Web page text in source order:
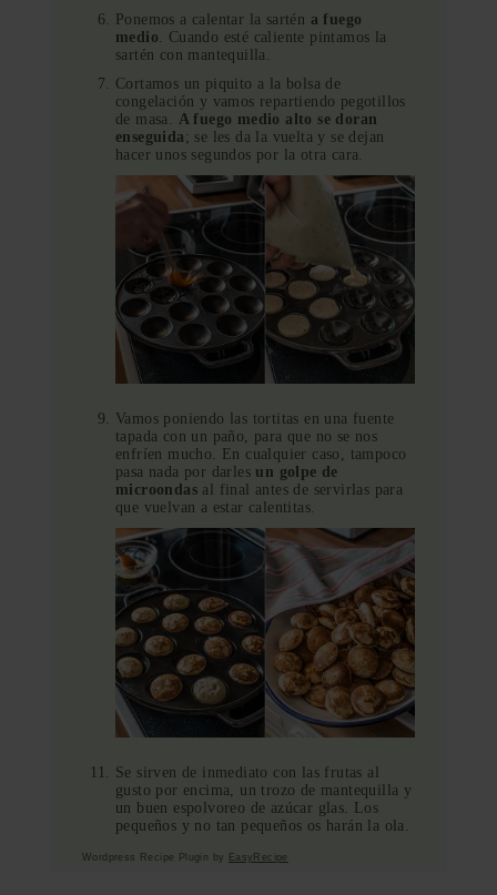
Ponemos a calentar la sartén a fuego
medio . Cuando esté caliente pintamos la
sartén con mantequilla.
Cortamos un piquito a la bolsa de
congelación y vamos repartiendo pegotillos
de masa. A fuego medio alto se doran
enseguida ; se les da la vuelta y se dejan
hacer unos segundos por la otra cara.
Vamos poniendo las tortitas en una fuente
tapada con un paño, para que no se nos
enfríen mucho. En cualquier caso, tampoco
pasa nada por darles un golpe de
microondas al final antes de servirlas para
que vuelvan a estar calentitas.
Se sirven de inmediato con las frutas al
gusto por encima, un trozo de mantequilla y
un buen espolvoreo de azúcar glas. Los
pequeños y no tan pequeños os harán la ola.
Wordpress Recipe Plugin by EasyRecipe